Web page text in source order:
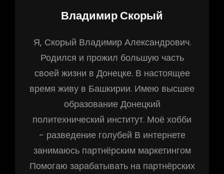
Автор:
Владимир Скорый
Я, Скорый Владимир Александрович.
Родился и прожил большую часть
своей жизни в Донецке. В настоящее
время живу в Башкирии. Имею высшее
образование Донецкий
политехнический институт. Моё хобби
- разведение голубей В интернете
занимаюсь партнёрским маркетингом
Помогаю зарабатывать на партнёрских